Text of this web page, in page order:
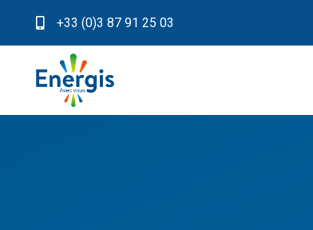
+33 (0)3 87 91 25 03